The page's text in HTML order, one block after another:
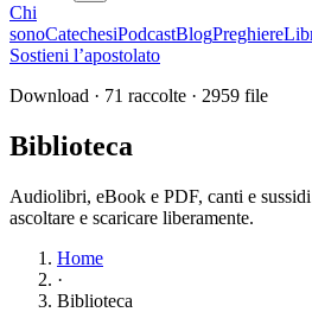
Chi
sonoCatechesiPodcastBlogPreghiere
Sostieni l’apostolato
Download · 71 raccolte · 2959 file
Biblioteca
Audiolibri, eBook e PDF, canti e
ascoltare e scaricare liberamente.
Home
·
Biblioteca